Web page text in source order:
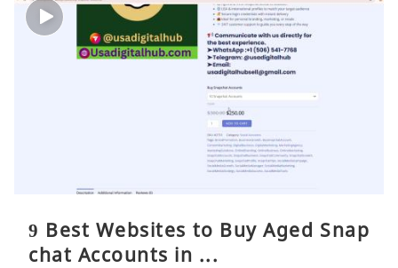
9 Best Websites to Buy Aged Snap
chat Accounts in ...